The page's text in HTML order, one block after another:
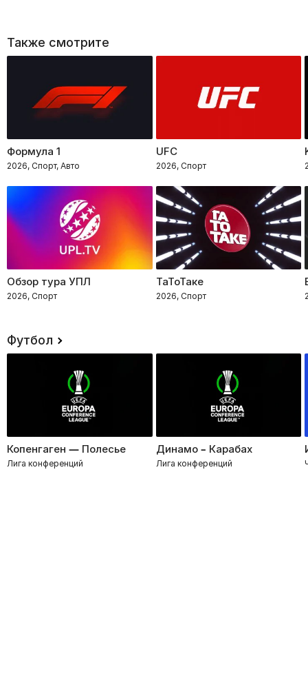
Также смотрите
Формула 1
2026, Спорт, Авто
UFC
2026, Спорт
Обзор тура УПЛ
2026, Спорт
ТаТоТаке
2026, Спорт
Футбол
Копенгаген — Полесье
Лига конференций
Динамо – Карабах
Лига конференций